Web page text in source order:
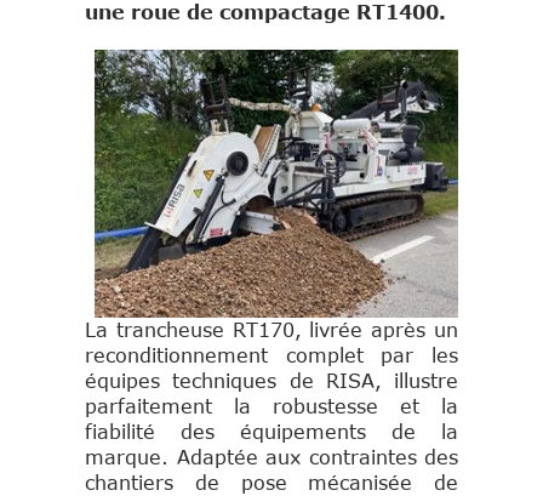
une roue de compactage RT1400.
La trancheuse RT170, livrée après un
reconditionnement complet par les
équipes techniques de RISA, illustre
parfaitement la robustesse et la
fiabilité des équipements de la
marque. Adaptée aux contraintes des
chantiers de pose mécanisée de